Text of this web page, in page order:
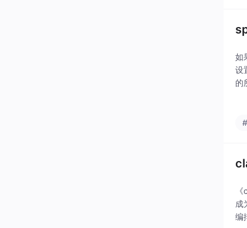
如
设
的
成
编